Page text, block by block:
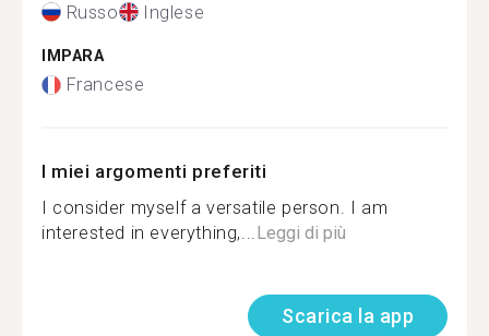
Russo Inglese
IMPARA
Francese
I miei argomenti preferiti
I consider myself a versatile person. I am
interested in everything,...Leggi di più
Scarica la app